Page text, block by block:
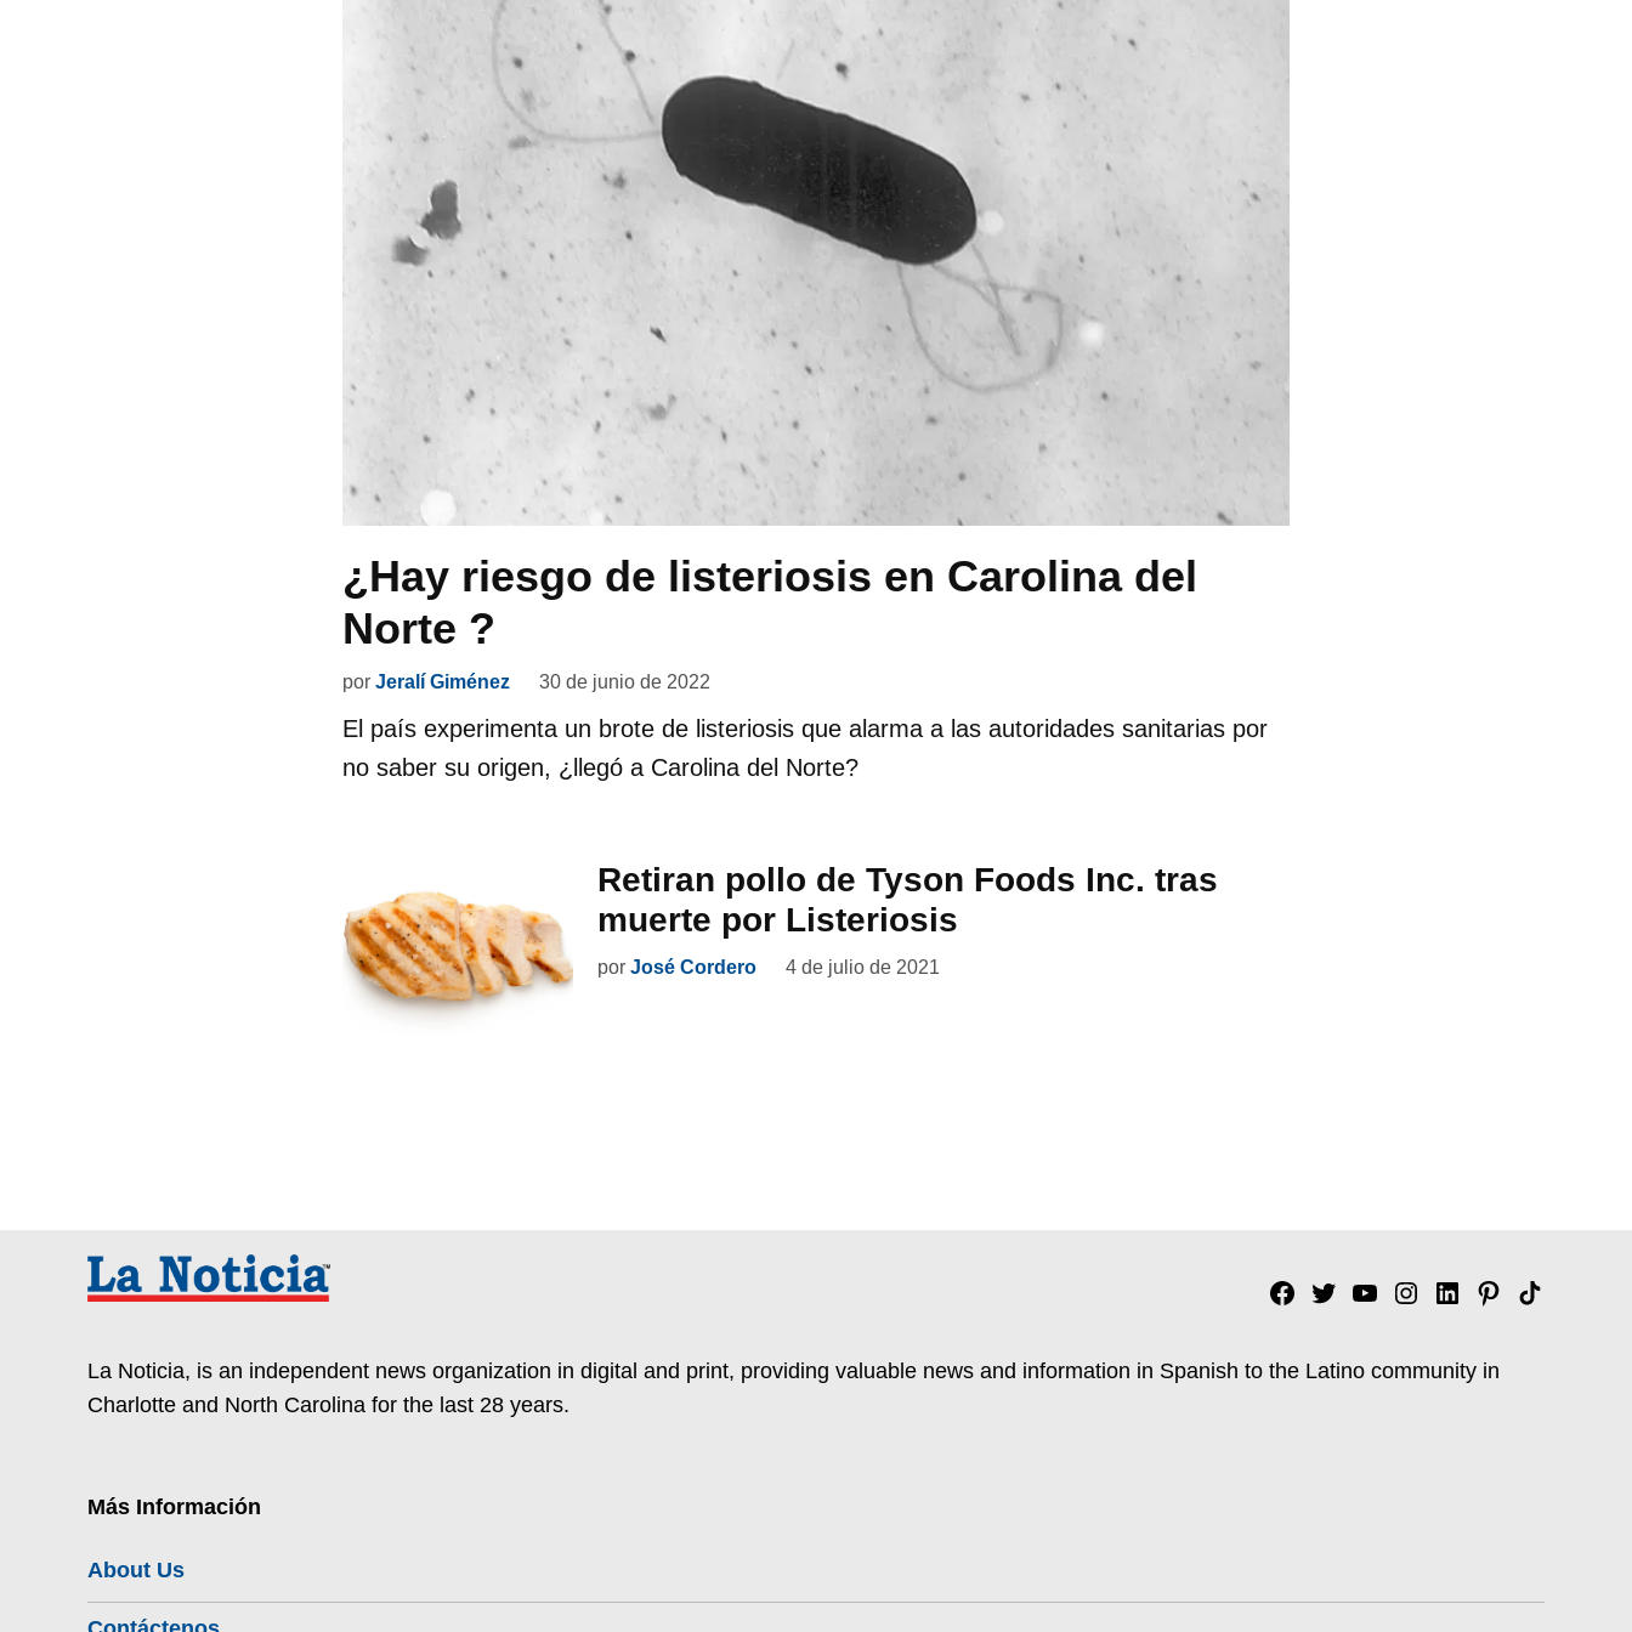
¿Hay riesgo de listeriosis en Carolina del
Norte ?
por Jeralí Giménez 30 de junio de 2022
El país experimenta un brote de listeriosis que alarma a las autoridades sanitarias por
no saber su origen, ¿llegó a Carolina del Norte?
Retiran pollo de Tyson Foods Inc. tras
muerte por Listeriosis
por José Cordero 4 de julio de 2021
Facebook
TwitterYouTubeInstagram
Linkedin
Pinterest
Tik
La Noticia, is an independent news organization in digital and print, providing valuable news and information in Spanish to the Latino community in
Charlotte and North Carolina for the last 28 years.
Más Información
About Us